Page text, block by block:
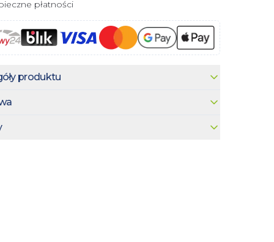
płatności
produktu